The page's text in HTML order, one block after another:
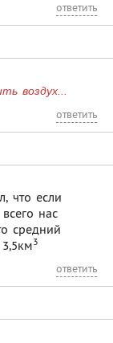
ответить
воздух...
ответить
что если
нас
средний
3
ответить